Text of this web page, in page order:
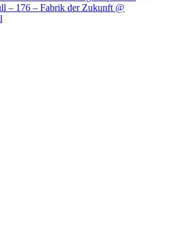
– 176 – Fabrik der Zukunft @